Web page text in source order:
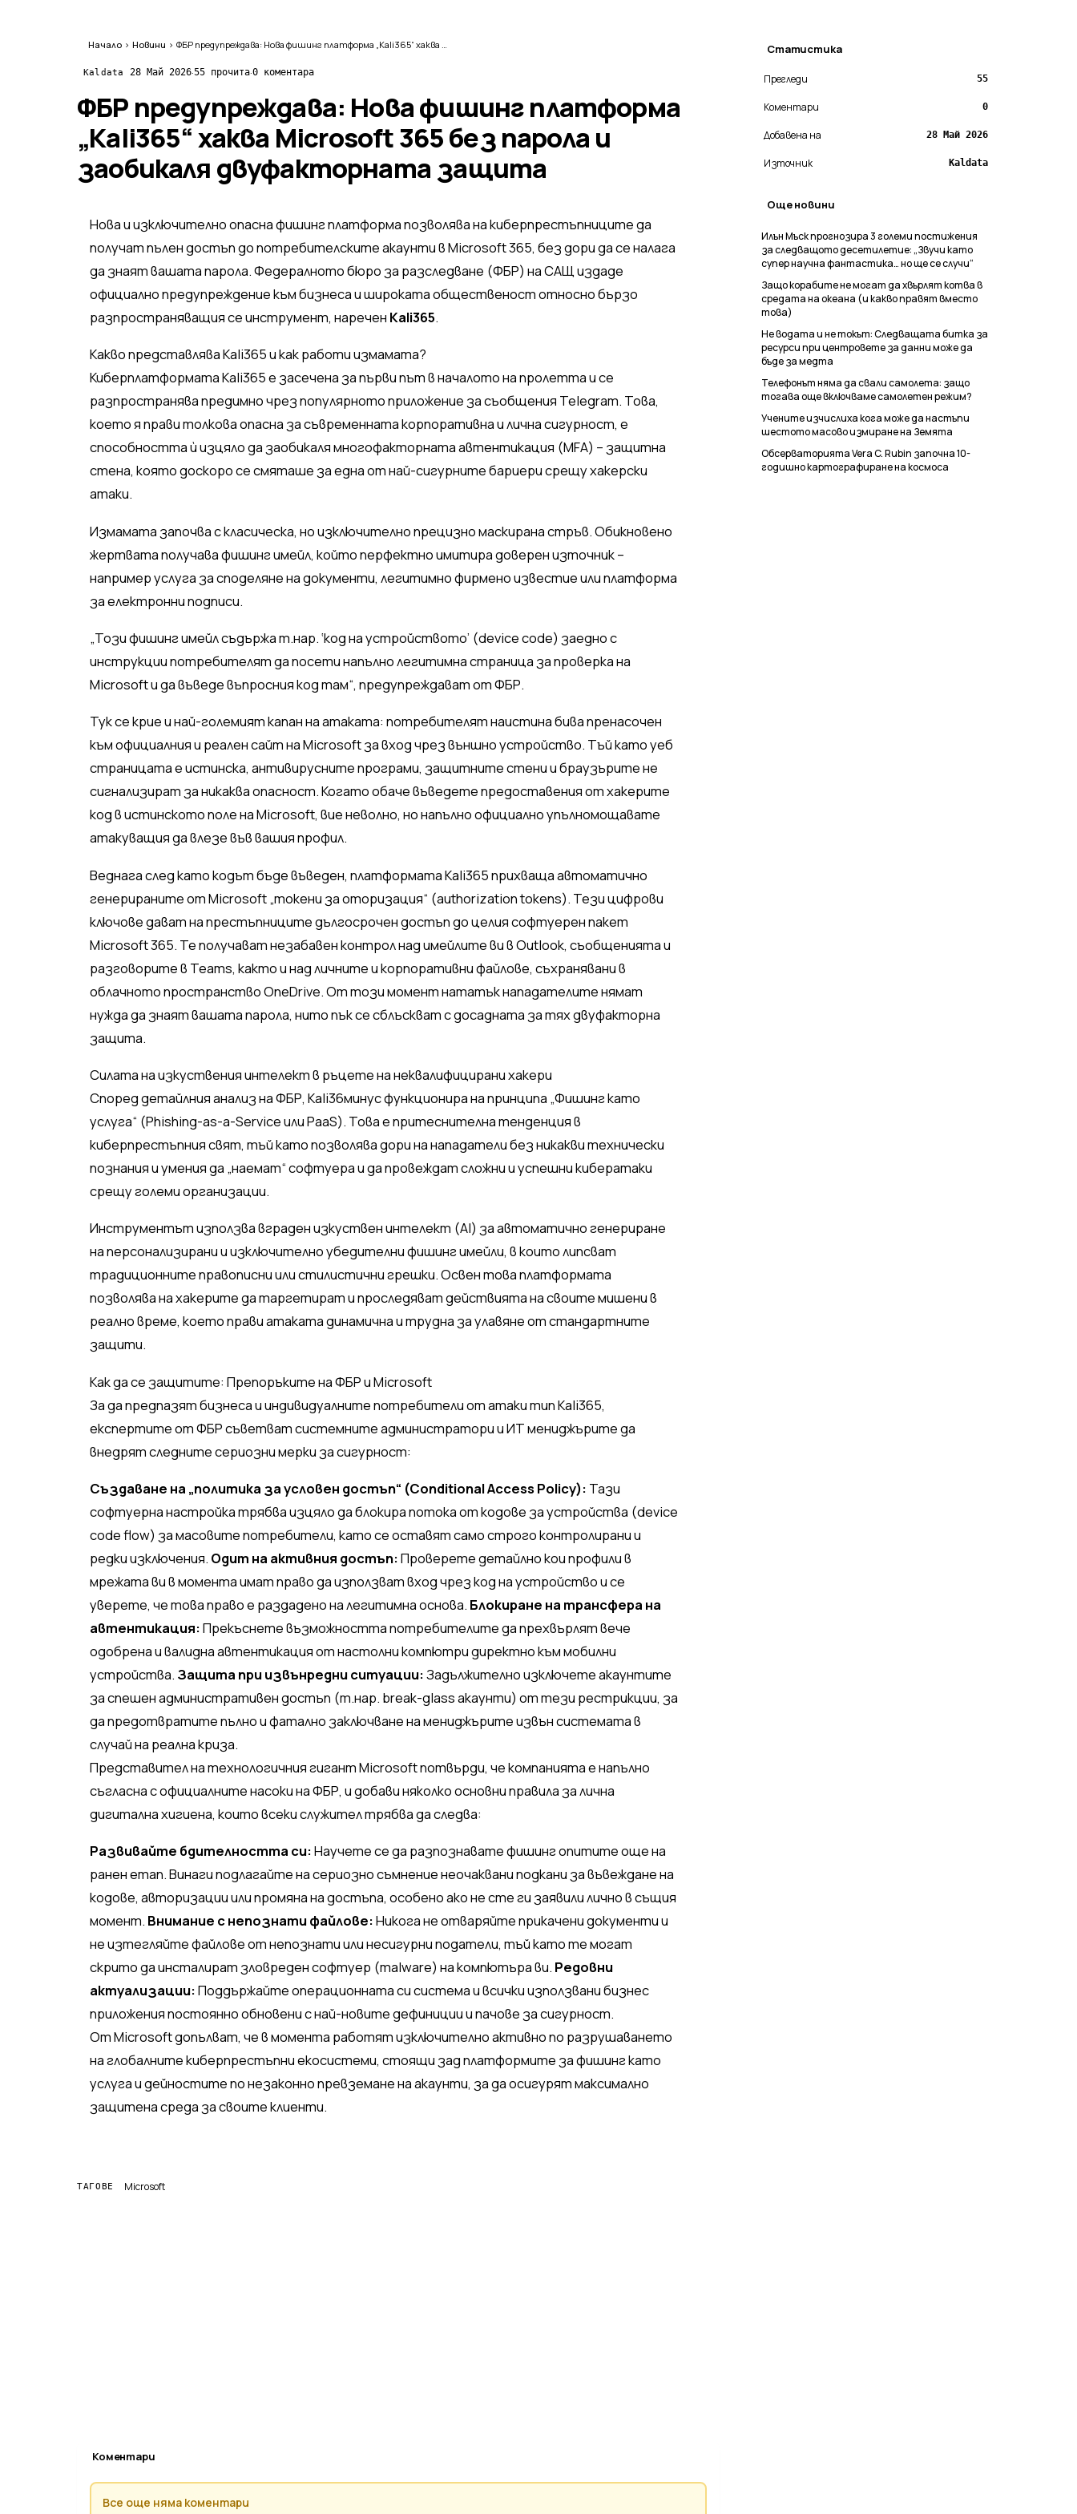
Начало › Новини › ФБР предупреждава: Нова фишинг платформа „Kali365“ хаква Microsoft 365 без парола и заобикаля двуфакторната защита
Kaldata 28 Май 2026·55 прочита·0 коментара
ФБР предупреждава: Нова фишинг платформа
„Kali365“ хаква Microsoft 365 без парола и
заобикаля двуфакторната защита
Нова и изключително опасна фишинг платформа позволява на киберпрестъпниците да
получат пълен достъп до потребителските акаунти в Microsoft 365, без дори да се налага
да знаят вашата парола. Федералното бюро за разследване (ФБР) на САЩ издаде
официално предупреждение към бизнеса и широката общественост относно бързо
разпространяващия се инструмент, наречен Kali365.
Какво представлява Kali365 и как работи измамата?
Киберплатформата Kali365 е засечена за първи път в началото на пролетта и се
разпространява предимно чрез популярното приложение за съобщения Telegram. Това,
което я прави толкова опасна за съвременната корпоративна и лична сигурност, е
способността ѝ изцяло да заобикаля многофакторната автентикация (MFA) – защитна
стена, която доскоро се смяташе за една от най-сигурните бариери срещу хакерски
атаки.
Измамата започва с класическа, но изключително прецизно маскирана стръв. Обикновено
жертвата получава фишинг имейл, който перфектно имитира доверен източник –
например услуга за споделяне на документи, легитимно фирмено известие или платформа
за електронни подписи.
„Този фишинг имейл съдържа т.нар. ‘код на устройството’ (device code) заедно с
инструкции потребителят да посети напълно легитимна страница за проверка на
Microsoft и да въведе въпросния код там“, предупреждават от ФБР.
Тук се крие и най-големият капан на атаката: потребителят наистина бива пренасочен
към официалния и реален сайт на Microsoft за вход чрез външно устройство. Тъй като уеб
страницата е истинска, антивирусните програми, защитните стени и браузърите не
сигнализират за никаква опасност. Когато обаче въведете предоставения от хакерите
код в истинското поле на Microsoft, вие неволно, но напълно официално упълномощавате
атакуващия да влезе във вашия профил.
Веднага след като кодът бъде въведен, платформата Kali365 прихваща автоматично
генерираните от Microsoft „токени за оторизация“ (authorization tokens). Тези цифрови
ключове дават на престъпниците дългосрочен достъп до целия софтуерен пакет
Microsoft 365. Те получават незабавен контрол над имейлите ви в Outlook, съобщенията и
разговорите в Teams, както и над личните и корпоративни файлове, съхранявани в
облачното пространство OneDrive. От този момент нататък нападателите нямат
нужда да знаят вашата парола, нито пък се сблъскват с досадната за тях двуфакторна
защита.
Силата на изкуствения интелект в ръцете на неквалифицирани хакери
Според детайлния анализ на ФБР, Kali36минус функционира на принципа „Фишинг като
услуга“ (Phishing-as-a-Service или PaaS). Това е притеснителна тенденция в
киберпрестъпния свят, тъй като позволява дори на нападатели без никакви технически
познания и умения да „наемат“ софтуера и да провеждат сложни и успешни кибератаки
срещу големи организации.
Инструментът използва вграден изкуствен интелект (AI) за автоматично генериране
на персонализирани и изключително убедителни фишинг имейли, в които липсват
традиционните правописни или стилистични грешки. Освен това платформата
позволява на хакерите да таргетират и проследяват действията на своите мишени в
реално време, което прави атаката динамична и трудна за улавяне от стандартните
защити.
Как да се защитите: Препоръките на ФБР и Microsoft
За да предпазят бизнеса и индивидуалните потребители от атаки тип Kali365,
експертите от ФБР съветват системните администратори и ИТ мениджърите да
внедрят следните сериозни мерки за сигурност:
Създаване на „политика за условен достъп“ (Conditional Access Policy): Тази
софтуерна настройка трябва изцяло да блокира потока от кодове за устройства (device
code flow) за масовите потребители, като се оставят само строго контролирани и
редки изключения. Одит на активния достъп:Проверете детайлно кои профили в
мрежата ви в момента имат право да използват вход чрез код на устройство и се
уверете, че това право е раздадено на легитимна основа. Блокиране на трансфера на
автентикация:Прекъснете възможността потребителите да прехвърлят вече
одобрена и валидна автентикация от настолни компютри директно към мобилни
устройства. Защита при извънредни ситуации:Задължително изключете акаунтите
за спешен административен достъп (т.нар. break-glass акаунти) от тези рестрикции, за
да предотвратите пълно и фатално заключване на мениджърите извън системата в
случай на реална криза.
Представител на технологичния гигант Microsoft потвърди, че компанията е напълно
съгласна с официалните насоки на ФБР, и добави няколко основни правила за лична
дигитална хигиена, които всеки служител трябва да следва:
Развивайте бдителността си:Научете се да разпознавате фишинг опитите още на
ранен етап. Винаги подлагайте на сериозно съмнение неочаквани подкани за въвеждане на
кодове, авторизации или промяна на достъпа, особено ако не сте ги заявили лично в същия
момент. Внимание с непознати файлове:Никога не отваряйте прикачени документи и
не изтегляйте файлове от непознати или несигурни податели, тъй като те могат
скрито да инсталират зловреден софтуер (malware) на компютъра ви. Редовни
актуализации:Поддържайте операционната си система и всички използвани бизнес
приложения постоянно обновени с най-новите дефиниции и пачове за сигурност.
От Microsoft допълват, че в момента работят изключително активно по разрушаването
на глобалните киберпрестъпни екосистеми, стоящи зад платформите за фишинг като
услуга и дейностите по незаконно превземане на акаунти, за да осигурят максимално
защитена среда за своите клиенти.
ТАГОВЕ Microsoft
Коментари
Все още няма коментари
Статистика
Прегледи 55
Коментари 0
Добавена на 28 Май 2026
Източник Kaldata
Още новини
Илън Мъск прогнозира 3 големи постижения
за следващото десетилетие: „Звучи като
супер научна фантастика… но ще се случи“
Защо корабите не могат да хвърлят котва в
средата на океана (и какво правят вместо
това)
Не водата и не токът: Следващата битка за
ресурси при центровете за данни може да
бъде за медта
Телефонът няма да свали самолета: защо
тогава още включваме самолетен режим?
Учените изчислиха кога може да настъпи
шестото масово измиране на Земята
Обсерваторията Vera C. Rubin започна 10-
годишно картографиране на космоса